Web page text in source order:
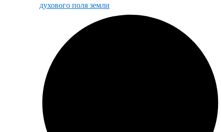
духового поля земли